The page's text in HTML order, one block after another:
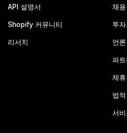
API 설명서
Shopify 커뮤니티
리서치
채
투
언
파트
제휴
법
서